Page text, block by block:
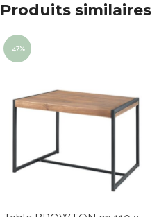
Produits similaires
-47%